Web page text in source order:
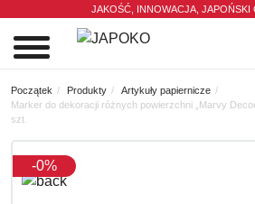
JAKOŚĆ, INNOWACJA, JAPOŃSKI
Początek Produkty
Artykuły papiernicze
Marker do dekoracji różnych powierzchni „Marvy
szt.
-0%